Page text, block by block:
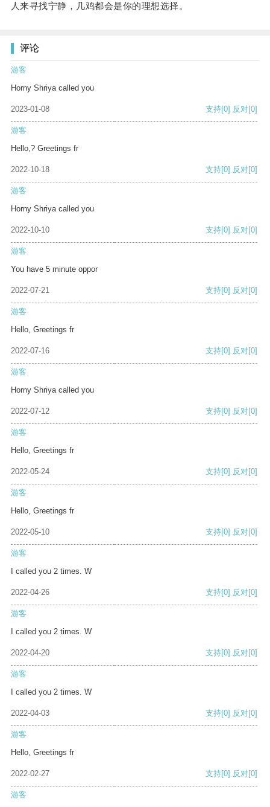
人来寻找宁静，几鸡都会是你的理想选择。
评论
游客
Horny Shriya called you
2023-01-08 支持[0] 反对[0]
游客
Hello,? Greetings fr
2022-10-18 支持[0] 反对[0]
游客
Horny Shriya called you
2022-10-10 支持[0] 反对[0]
游客
You have 5 minute oppor
2022-07-21 支持[0] 反对[0]
游客
Hello, Greetings fr
2022-07-16 支持[0] 反对[0]
游客
Horny Shriya called you
2022-07-12 支持[0] 反对[0]
游客
Hello, Greetings fr
2022-05-24 支持[0] 反对[0]
游客
Hello, Greetings fr
2022-05-10 支持[0] 反对[0]
游客
I called you 2 times. W
2022-04-26 支持[0] 反对[0]
游客
I called you 2 times. W
2022-04-20 支持[0] 反对[0]
游客
I called you 2 times. W
2022-04-03 支持[0] 反对[0]
游客
Hello, Greetings fr
2022-02-27 支持[0] 反对[0]
游客